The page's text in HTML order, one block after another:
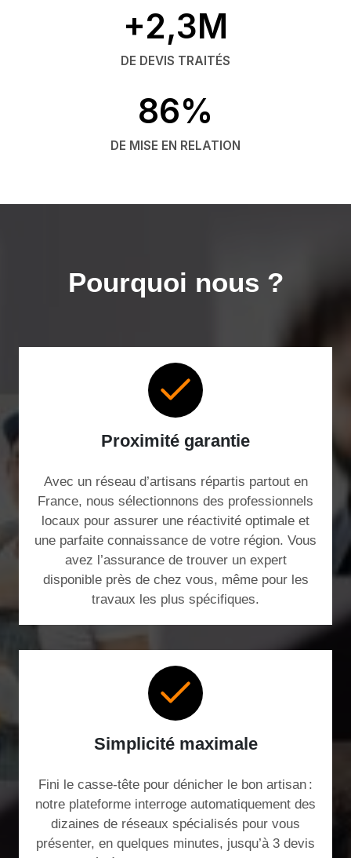
+2,3M
DE DEVIS TRAITÉS
86%
DE MISE EN RELATION
Pourquoi nous ?
Proximité garantie
Avec un réseau d’artisans répartis partout en
France, nous sélectionnons des professionnels
locaux pour assurer une réactivité optimale et
une parfaite connaissance de votre région. Vous
avez l’assurance de trouver un expert
disponible près de chez vous, même pour les
travaux les plus spécifiques.
Simplicité maximale
Fini le casse-tête pour dénicher le bon artisan :
notre plateforme interroge automatiquement des
dizaines de réseaux spécialisés pour vous
présenter, en quelques minutes, jusqu’à 3 devis